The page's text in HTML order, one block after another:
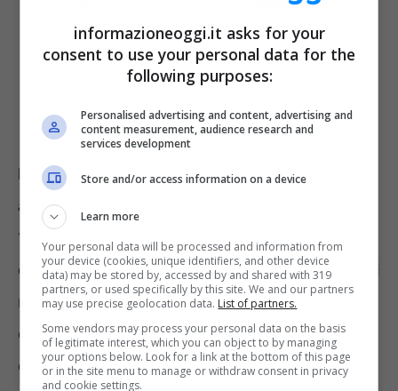
La top 100 delle cittàin questione vede in
apertura
“
“, si spiega all’interno della
classifica, dal momento che è stata in grado di
resistere e non lasciarsi abbattere dal peso
della pandemia. Al pari di Brexit, e ancora
dell’inflazione.
informazioneoggi.it asks for your
consent to use your personal data for the
following purposes:
Personalised advertising and content, advertising and
content measurement, audience research and
services development
Store and/or access information on a device
Learn more
Your personal data will be processed and information from
your device (cookies, unique identifiers, and other device
data) may be stored by, accessed by and shared with 319
partners, or used specifically by this site. We and our partners
may use precise geolocation data. List of partners.
Some vendors may process your personal data on the basis
of legitimate interest, which you can object to by managing
your options below. Look for a link at the bottom of this page
or in the site menu to manage or withdraw consent in privacy
and cookie settings.